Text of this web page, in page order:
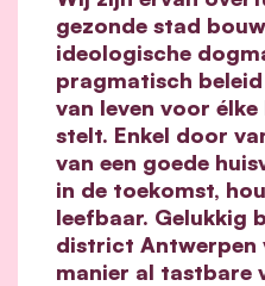
gezonde stad
ideologische
pragmatisch
van leven voor
stelt. Enkel door
van een goede
in de toekomst,
leefbaar. Gelukkig
district Antwerpen
manier al tastbare